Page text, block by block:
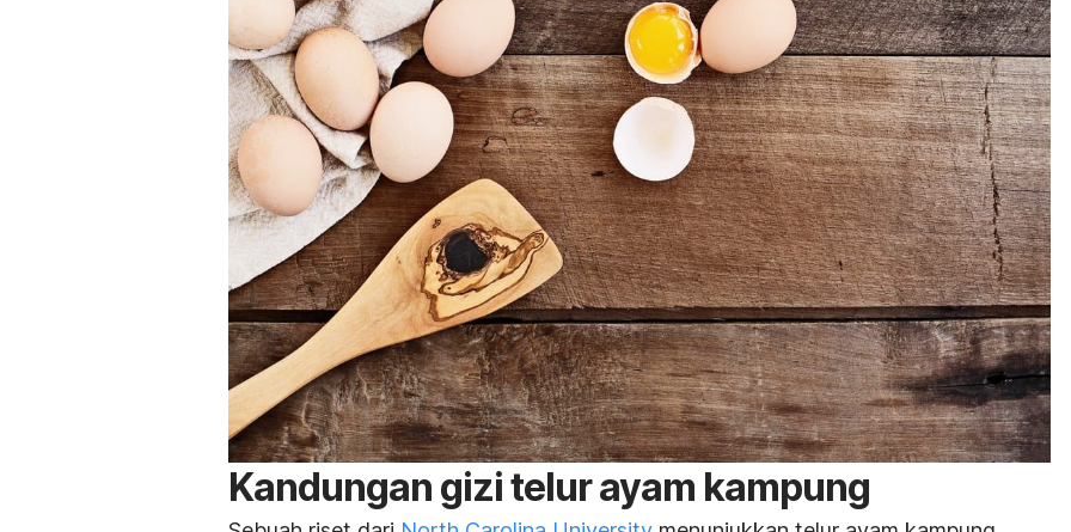
Kandungan gizi telur ayam kampung